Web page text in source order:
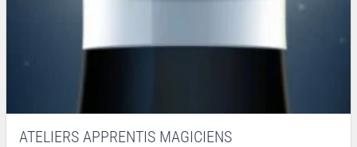
ATELIERS APPRENTIS MAGICIENS